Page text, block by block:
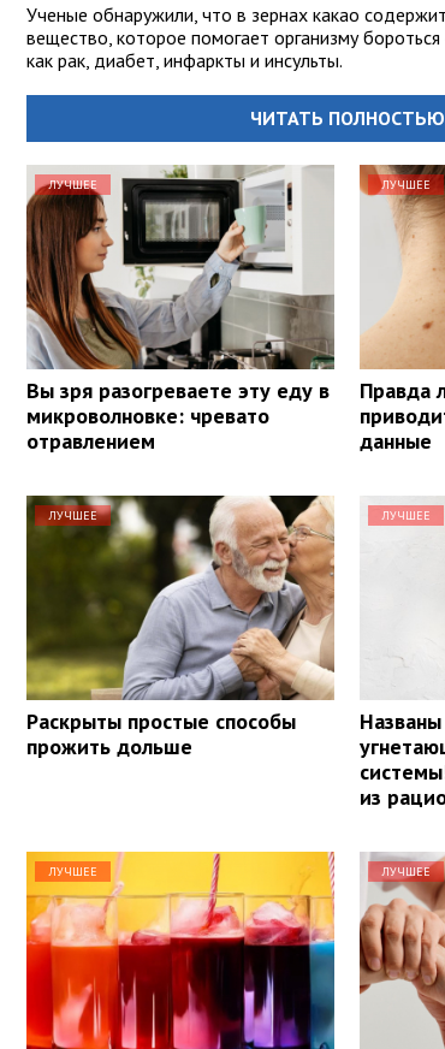
Ученые обнаружили, что в зернах какао
вещество, которое помогает организму
как рак, диабет, инфаркты и инсульты.
ЧИТАТЬ ПОЛНОСТЬЮ
ЛУЧШЕЕ
Вы зря разогреваете эту еду в
микроволновке: чревато
отравлением
ЛУЧШЕЕ
Правда
данные
ЛУЧШЕЕ
Раскрыты простые способы
прожить дольше
ЛУЧШЕЕ
из
ЛУЧШЕЕ ЛУЧШЕЕ